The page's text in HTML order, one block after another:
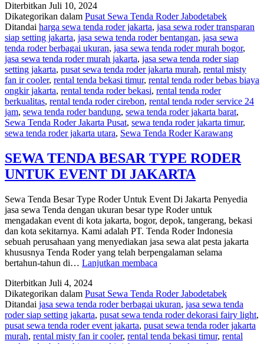
PREMIUM
VIP
LENGKAP
DENGAN
DEKORASI
AREA
DEPOK
Diterbitkan Juli 10, 2024
Dikategorikan dalam Pusat Sewa Tenda Roder Jabodetabek
Ditandai harga sewa tenda roder jakarta, jasa sewa roder transparan
siap setting jakarta, jasa sewa tenda roder bentangan, jasa sewa
tenda roder berbagai ukuran, jasa sewa tenda roder murah bogor,
jasa sewa tenda roder murah jakarta, jasa sewa tenda roder siap
setting jakarta, pusat sewa tenda roder jakarta murah, rental misty
fan ir cooler, rental tenda bekasi timur, rental tenda roder bebas biaya
ongkir jakarta, rental tenda roder bekasi, rental tenda roder
berkualitas, rental tenda roder cirebon, rental tenda roder service 24
jam, sewa tenda roder bandung, sewa tenda roder jakarta barat,
Sewa Tenda Roder Jakarta Pusat, sewa tenda roder jakarta timur,
sewa tenda roder jakarta utara, Sewa Tenda Roder Karawang
SEWA TENDA BESAR TYPE RODER
UNTUK EVENT DI JAKARTA
Sewa Tenda Besar Type Roder Untuk Event Di Jakarta Penyedia
jasa sewa Tenda dengan ukuran besar type Roder untuk
mengadakan event di kota jakarta, bogor, depok, tangerang, bekasi
dan kota sekitarnya. Kami adalah PT. Tenda Roder Indonesia
sebuah perusahaan yang menyediakan jasa sewa alat pesta jakarta
khususnya Tenda Roder yang telah berpengalaman selama
bertahun-tahun di… Lanjutkan membaca
TYPE
RODER
UNTUK
EVENT
DI
Diterbitkan Juli 4, 2024
Dikategorikan dalam Pusat Sewa Tenda Roder Jabodetabek
Ditandai jasa sewa tenda roder berbagai ukuran, jasa sewa tenda
roder siap setting jakarta, pusat sewa tenda roder dekorasi fairy light,
pusat sewa tenda roder event jakarta, pusat sewa tenda roder jakarta
murah, rental misty fan ir cooler, rental tenda bekasi timur, rental